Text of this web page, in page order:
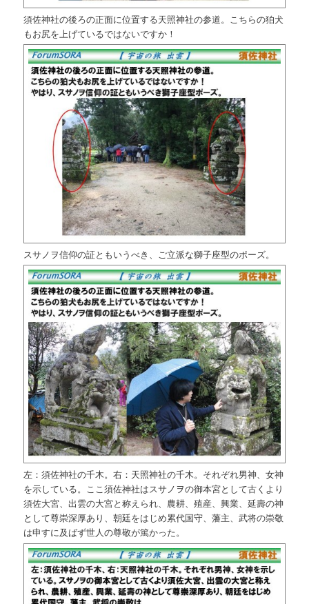
須佐神社の後ろの正面に位置する天照神社の参道。こちらの狛犬
もお尻を上げているではないですか！
スサノヲ信仰の証ともいうべき、ご立派な獅子座型のポーズ。
左：須佐神社の千木。右：天照神社の千木。それぞれ男神、女神
を示している。ここ須佐神社はスサノヲの御本宮として古くより
須佐大宮、出雲の大宮と称えられ、農耕、殖産、興業、延壽の神
として尊崇深厚あり、朝廷をはじめ累代国守、藩主、武将の崇敬
は申すに及ばず世人の尊敬が篤かった。